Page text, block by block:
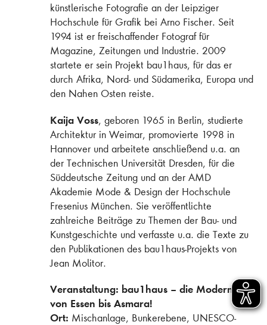
künstlerische Fotografie an der Leipziger
Hochschule für Grafik bei Arno Fischer. Seit
1994 ist er freischaffender Fotograf für
Magazine, Zeitungen und Industrie. 2009
startete er sein Projekt bau1haus, für das er
durch Afrika, Nord- und Südamerika, Europa und
den Nahen Osten reiste.
Kaija Voss, geboren 1965 in Berlin, studierte
Architektur in Weimar, promovierte 1998 in
Hannover und arbeitete anschließend u.a. an
der Technischen Universität Dresden, für die
Süddeutsche Zeitung und an der AMD
Akademie Mode & Design der Hochschule
Fresenius München. Sie veröffentlichte
zahlreiche Beiträge zu Themen der Bau- und
Kunstgeschichte und verfasste u.a. die Texte zu
den Publikationen des bau1haus-Projekts von
Jean Molitor.
Veranstaltung: bau1haus – die Moderne
von Essen bis Asmara!
Ort: Mischanlage, Bunkerebene, UNESCO-